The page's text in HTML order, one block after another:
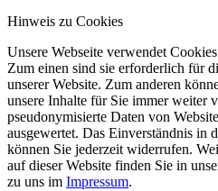
Hinweis zu Cookies
Unsere Webseite verwendet
Zum einen sind sie erforderlich für
unserer Website. Zum anderen
unsere Inhalte für Sie immer weiter
pseudonymisierte Daten von
ausgewertet. Das Einverständnis in
können Sie jederzeit widerrufen.
auf dieser Website finden Sie in
zu uns im Impressum.